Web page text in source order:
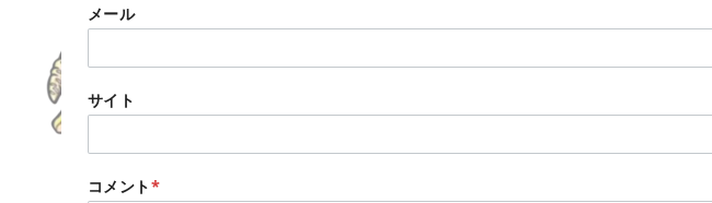
メール
サイト
コメント*